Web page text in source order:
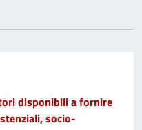
disponibili a fornire
socio-